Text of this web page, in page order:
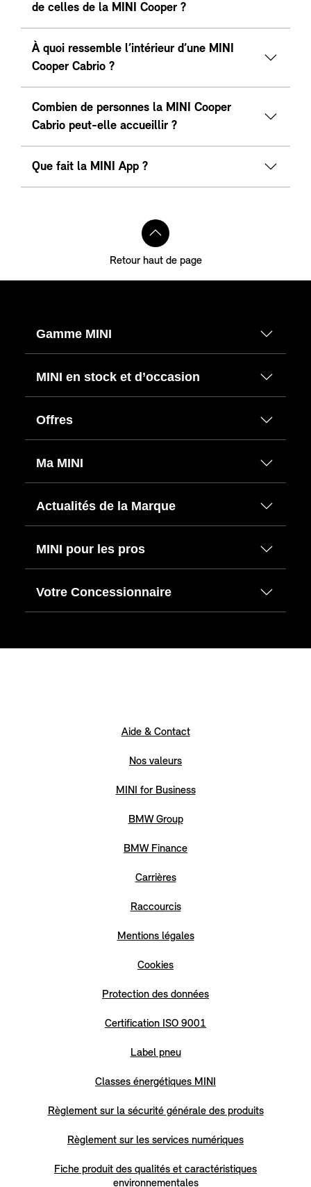
de celles de la MINI Cooper ?
À quoi ressemble l’intérieur d’une MINI
Cooper Cabrio ?
Combien de personnes la MINI Cooper
Cabrio peut-elle accueillir ?
Que fait la MINI App ?
Retour haut de page
Gamme MINI
MINI en stock et d’occasion
Offres
Ma MINI
Actualités de la Marque
MINI pour les pros
Votre Concessionnaire
Aide & Contact
Nos valeurs
MINI for Business
BMW Group
BMW Finance
Carrières
Raccourcis
Mentions légales
Cookies
Protection des données
Certification ISO 9001
Label pneu
Classes énergétiques MINI
Règlement sur la sécurité générale des produits
Règlement sur les services numériques
Fiche produit des qualités et caractéristiques
environnementales